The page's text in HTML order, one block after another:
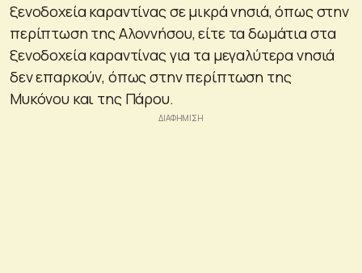
ξενοδοχεία καραντίνας σε μικρά νησιά, όπως στην
περίπτωση της Αλοννήσου, είτε τα δωμάτια στα
ξενοδοχεία καραντίνας για τα μεγαλύτερα νησιά
δεν επαρκούν, όπως στην περίπτωση της
Μυκόνου και της Πάρου.